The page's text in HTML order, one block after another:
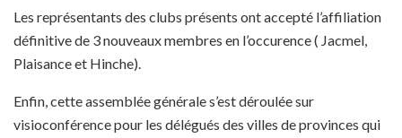
Les représentants des clubs présents ont accepté l’affiliation
définitive de 3 nouveaux membres en l’occurence ( Jacmel,
Plaisance et Hinche).
Enfin, cette assemblée générale s’est déroulée sur
visioconférence pour les délégués des villes de provinces qui